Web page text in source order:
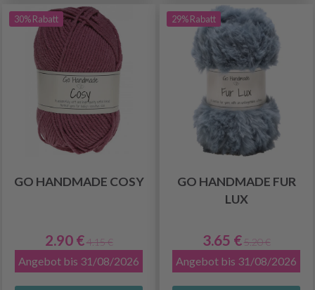
30% Rabatt
GO HANDMADE COSY
2.90 € 4.15 €
Angebot bis 31/08/2026
29% Rabatt
GO HANDMADE FUR
LUX
3.65 € 5.20 €
Angebot bis 31/08/2026